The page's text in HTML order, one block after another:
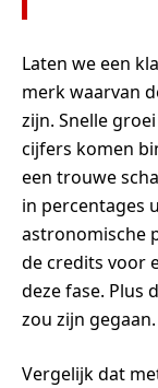
Laten we een
merk waarvan
zijn. Snelle
cijfers komen
een trouwe
in percentages
astronomische
de credits voor
deze fase. Plus
zou zijn gegaan.
Vergelijk dat